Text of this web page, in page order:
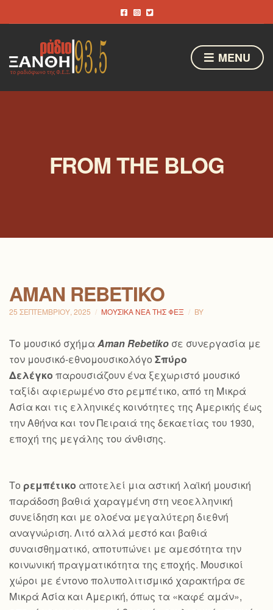
MENU
FROM THE BLOG
AMAN REBETIKO
25 ΣΕΠΤΕΜΒΡΊΟΥ, 2025 ΜΟΥΣΙΚΆ ΝΈΑ ΤΗΣ ΦΕΞ BY
Το μουσικό σχήμα Aman Rebetiko σε συνεργασία με
τον μουσικό-εθνομουσικολόγο Σπύρο
Δελέγκο παρουσιάζουν ένα ξεχωριστό μουσικό
ταξίδι αφιερωμένο στο ρεμπέτικο, από τη Μικρά
Ασία και τις ελληνικές κοινότητες της Αμερικής έως
την Αθήνα και τον Πειραιά της δεκαετίας του 1930,
εποχή της μεγάλης του άνθισης.
Το ρεμπέτικο αποτελεί μια αστική λαϊκή μουσική
παράδοση βαθιά χαραγμένη στη νεοελληνική
συνείδηση και με ολοένα μεγαλύτερη διεθνή
αναγνώριση. Λιτό αλλά μεστό και βαθιά
συναισθηματικό, αποτυπώνει με αμεσότητα την
κοινωνική πραγματικότητα της εποχής. Μουσικοί
χώροι με έντονο πολυπολιτισμικό χαρακτήρα σε
Μικρά Ασία και Αμερική, όπως τα «καφέ αμάν»,